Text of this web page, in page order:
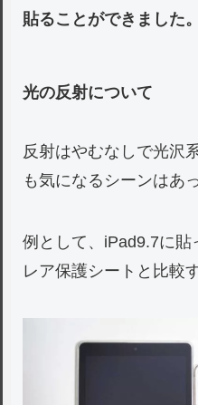
貼ることができました。
光の反射について
反射はやむなしで光沢
も気になるシーンはあ
例として、iPad9.7に
レア保護シートと比較